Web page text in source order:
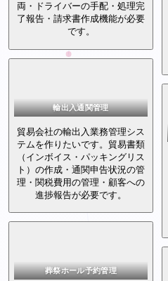
両・ドライバーの手配・処理完
了報告・請求書作成機能が必要
です。
輸出入通関管理
貿易会社の輸出入業務管理シス
テムを作りたいです。貿易書類
（インボイス・パッキングリス
ト）の作成・通関申告状況の管
理・関税費用の管理・顧客への
進捗報告が必要です。
葬祭ホール予約管理